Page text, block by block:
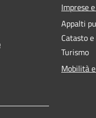
Imprese
Appalti
Catasto
Turismo
Mobilità